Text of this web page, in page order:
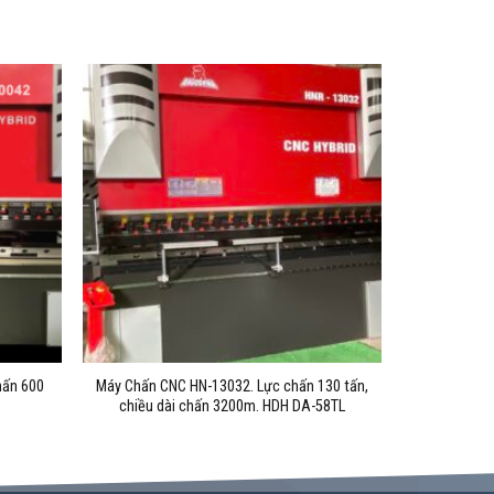
600
Máy Chấn CNC HN-13032. Lực chấn 130 tấn,
chiều dài chấn 3200m. HDH DA-58TL